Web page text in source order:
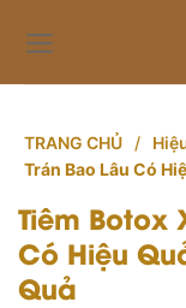
content
TRANG CHỦ /
Trán Bao Lâu Có
Tiêm Botox
Có Hiệu
Quả